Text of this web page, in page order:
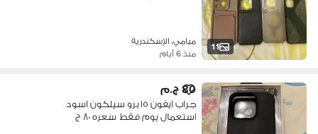
11
ميامي، الإسكندرية
منذ 6 أيام
80 ج.م
جراب ايفون ١٥ برو سيلكون اسود
استعمال يوم فقط سعره ٨٠ ج